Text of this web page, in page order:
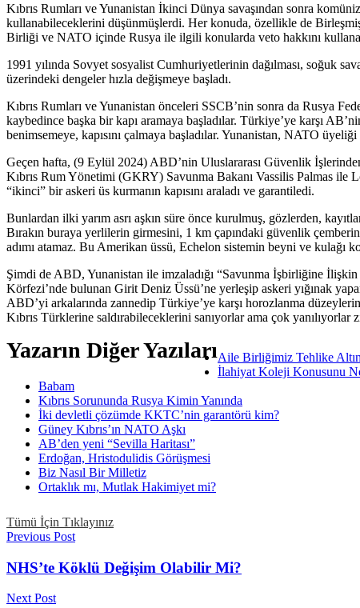
Kıbrıs Rumları ve Yunanistan İkinci Dünya savaşından sonra
kullanabileceklerini düşünmüşlerdi. Her konuda, özellikle de
Birliği ve NATO içinde Rusya ile ilgili konularda veto hakkını
1991 yılında Sovyet sosyalist Cumhuriyetlerinin dağılması, soğuk
üzerindeki dengeler hızla değişmeye başladı.
Kıbrıs Rumları ve Yunanistan önceleri SSCB’nin sonra da Rusya
kaybedince başka bir kapı aramaya başladılar. Türkiye’ye karşı
benimsemeye, kapısını çalmaya başladılar. Yunanistan, NATO
Geçen hafta, (9 Eylül 2024) ABD’nin Uluslararası Güvenlik
Kıbrıs Rum Yönetimi (GKRY) Savunma Bakanı Vassilis Palmas ile
“ikinci” bir askeri üs kurmanın kapısını araladı ve garantiledi.
Bunlardan ilki yarım asrı aşkın süre önce kurulmuş, gözlerden,
Bırakın buraya yerlilerin girmesini, 1 km çapındaki güvenlik
adımı atamaz. Bu Amerikan üssü, Echelon sistemin beyni ve kulağı
Şimdi de ABD, Yunanistan ile imzaladığı “Savunma İşbirliğine İlişkin
Körfezi’nde bulunan Girit Deniz Üssü’ne yerleşip askeri yığınak
ABD’yi arkalarında zannedip Türkiye’ye karşı horozlanma
Kıbrıs Türklerine saldırabileceklerini sanıyorlar ama çok
Yazarın Diğer YazılarıAile Birliğimiz Tehlike
İlahiyat Koleji Konusunu
Babam
Kıbrıs Sorununda Rusya Kimin Yanında
İki devletli çözümde KKTC’nin garantörü kim?
Güney Kıbrıs’ın NATO Aşkı
AB’den yeni “Sevilla Haritası”
Erdoğan, Hristodulidis Görüşmesi
Biz Nasıl Bir Milletiz
Ortaklık mı, Mutlak Hakimiyet mi?
Tümü İçin Tıklayınız
Previous Post
NHS’te Köklü Değişim Olabilir Mi?
Next Post